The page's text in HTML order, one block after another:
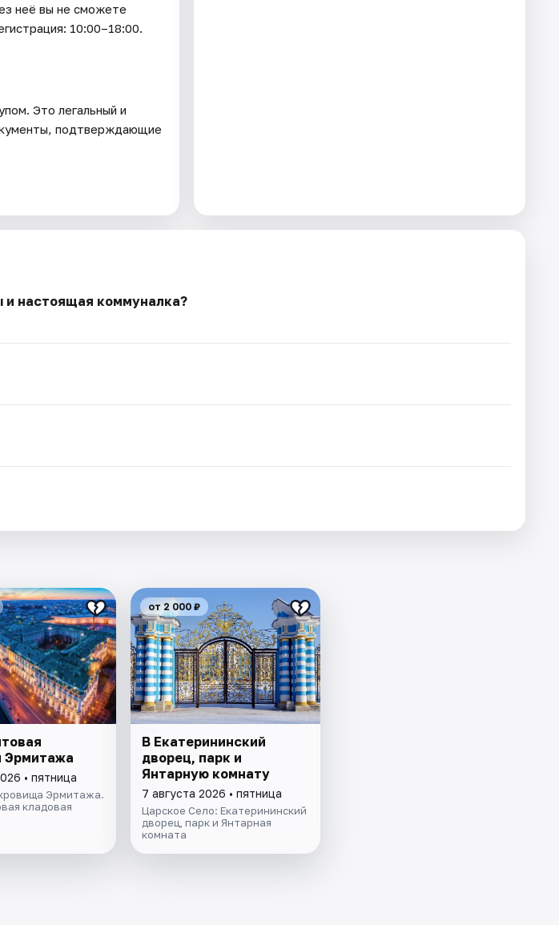
неё вы не сможете
10:00–18:00.
Это легальный и
подтверждающие
и настоящая коммуналка?
Эрмитажа
• пятница
Эрмитажа.
кладовая
от 2 000 ₽
В Екатерининский
дворец, парк и
Янтарную комнату
7 августа 2026 • пятница
Царское Село: Екатерининский
дворец, парк и Янтарная
комната